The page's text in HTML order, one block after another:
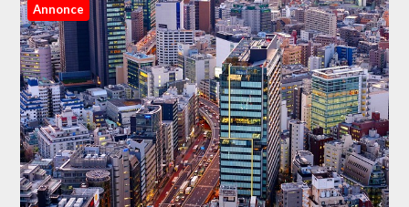
Annonce